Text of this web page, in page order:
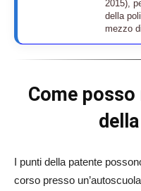
2015),
della
mezzo
Come
I punti della patente
corso presso